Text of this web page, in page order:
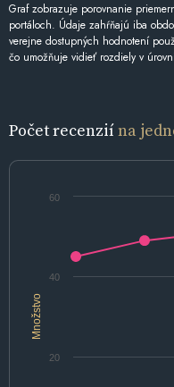
Graf zobrazuje porovnanie
portáloch. Údaje zahŕňajú iba
verejne dostupných hodnotení
čo umožňuje vidieť rozdiely v
Počet recenziína
Množstvo
20
40
60